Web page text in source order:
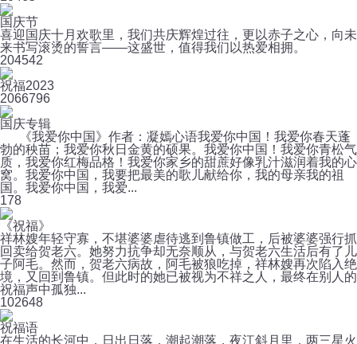
国庆节
喜迎国庆十月欢歌里，我们共庆辉煌过往，更以赤子之心，向未
来书写滚烫的誓言——这盛世，值得我们以热爱相拥。
204542
祝福2023
2066796
国庆专辑
《我爱你中国》作者：凝嫣心语我爱你中国！我爱你春天蓬
勃的秧苗；我爱你秋日金黄的硕果。我爱你中国！我爱你青松气
质，我爱你红梅品格！我爱你家乡的甜蔗好像乳汁滋润着我的心
窝。我爱你中国，我要把最美的歌儿献给你，我的母亲我的祖
国。我爱你中国，我爱...
178
《祝福》
祥林嫂年轻守寡，不堪婆婆虐待逃到鲁镇做工，后被婆婆强行抓
回卖给贺老六。她努力抗争却无奈顺从，与贺老六生活后有了儿
子阿毛。然而，贺老六病故，阿毛被狼吃掉，祥林嫂再次陷入绝
境，又回到鲁镇。但此时的她已被视为不祥之人，最终在别人的
祝福声中孤独...
102648
祝福语
在生活的长河中，日出日落，潮起潮落，夜江斜月里，两三星火